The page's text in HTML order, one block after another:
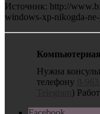
Источник: http://
windows-xp-nikogda-
Нужна
телефону
)